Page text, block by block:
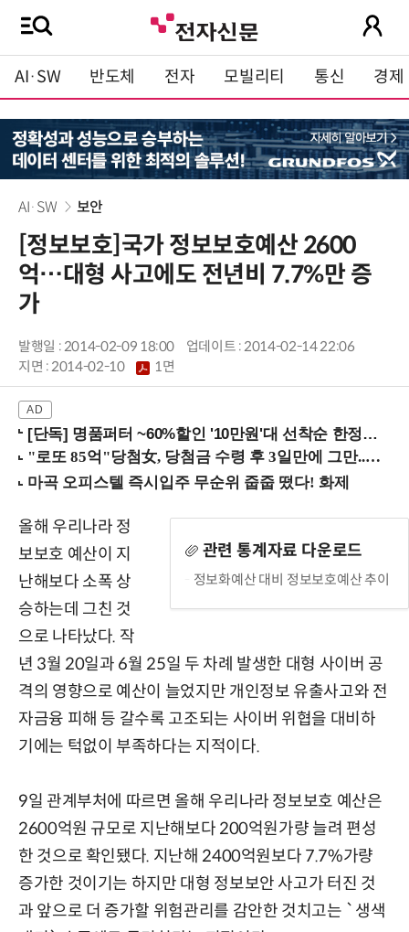
AI·SW 반도체 전자 모빌리티 통신 경제
AI·SW 보안
[정보보호]국가 정보보호예산 2600
억…대형 사고에도 전년비 7.7%만 증
가
발행일 : 2014-02-09 18:00
업데이트 : 2014-02-14 22:06
지면 :2014-02-10 1면
[단독] 명품퍼터 ~60%할인 '10만원'대 선착순 한정판매!
관련 통계자료 다운로드
정보화예산 대비 정보보호예산 추이
올해 우리나라 정
보보호 예산이 지
난해보다 소폭 상
승하는데 그친 것
으로 나타났다. 작
년 3월 20일과 6월 25일 두 차례 발생한 대형 사이버 공
격의 영향으로 예산이 늘었지만 개인정보 유출사고와 전
자금융 피해 등 갈수록 고조되는 사이버 위협을 대비하
기에는 턱없이 부족하다는 지적이다.
9일 관계부처에 따르면 올해 우리나라 정보보호 예산은
2600억원 규모로 지난해보다 200억원가량 늘려 편성
한 것으로 확인됐다. 지난해 2400억원보다 7.7%가량
증가한 것이기는 하지만 대형 정보보안 사고가 터진 것
과 앞으로 더 증가할 위험관리를 감안한 것치고는 `생색